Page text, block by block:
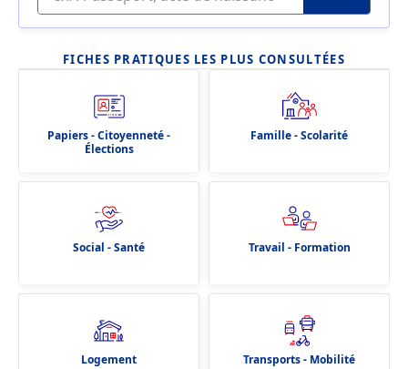
FICHES PRATIQUES LES PLUS CONSULTÉES
Papiers - Citoyenneté -
Élections
Famille - Scolarité
Social - Santé Travail - Formation
Logement Transports - Mobilité